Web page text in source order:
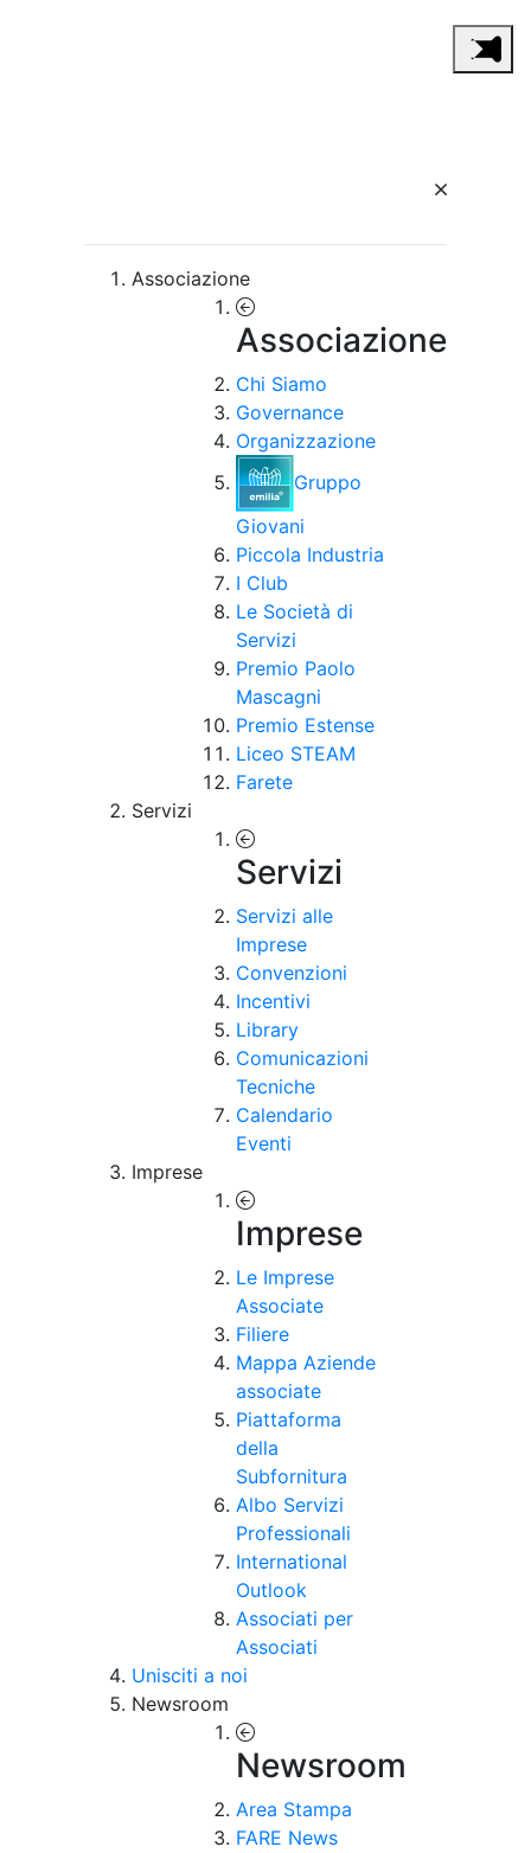
Associazione
Associazione
Chi Siamo
Governance
Organizzazione
Gruppo
Giovani
Piccola Industria
I Club
Le Società di
Servizi
Premio Paolo
Mascagni
Premio Estense
Liceo STEAM
Farete
Servizi
Servizi
Servizi alle
Imprese
Convenzioni
Incentivi
Library
Comunicazioni
Tecniche
Calendario
Eventi
Imprese
Imprese
Le Imprese
Associate
Filiere
Mappa Aziende
associate
Piattaforma
della
Subfornitura
Albo Servizi
Professionali
International
Outlook
Associati per
Associati
Unisciti a noi
Newsroom
Newsroom
Area Stampa
FARE News